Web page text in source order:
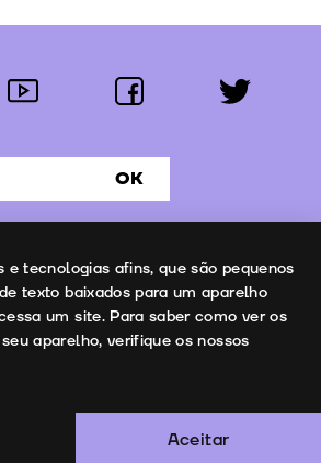
Segue-nos:
youtube facebook twitter
OK
Contactos
Filmes Termos de Uso
e tecnologias afins, que são pequenos
texto baixados para um aparelho
um site. Para saber como ver os
aparelho, verifique os nossos
Aceitar